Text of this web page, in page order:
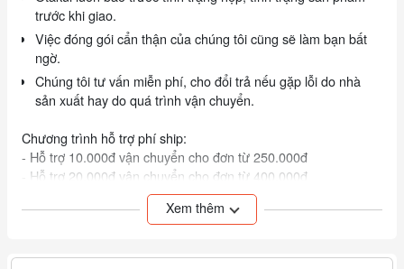
trước khi giao.
Việc đóng gói cẩn thận của chúng tôi cũng sẽ làm bạn bất
ngờ.
Chúng tôi tư vấn miễn phí, cho đổi trả nếu gặp lỗi do nhà
sản xuất hay do quá trình vận chuyển.
Chương trình hỗ trợ phí ship:
- Hỗ trợ 10.000đ vận chuyển cho đơn từ 250.000đ
- Hỗ trợ 20.000đ vận chuyển cho đơn từ 400.000đ
- Khách mua nhiều hơn vui lòng liên hệ để được trợ giá
Xem thêm